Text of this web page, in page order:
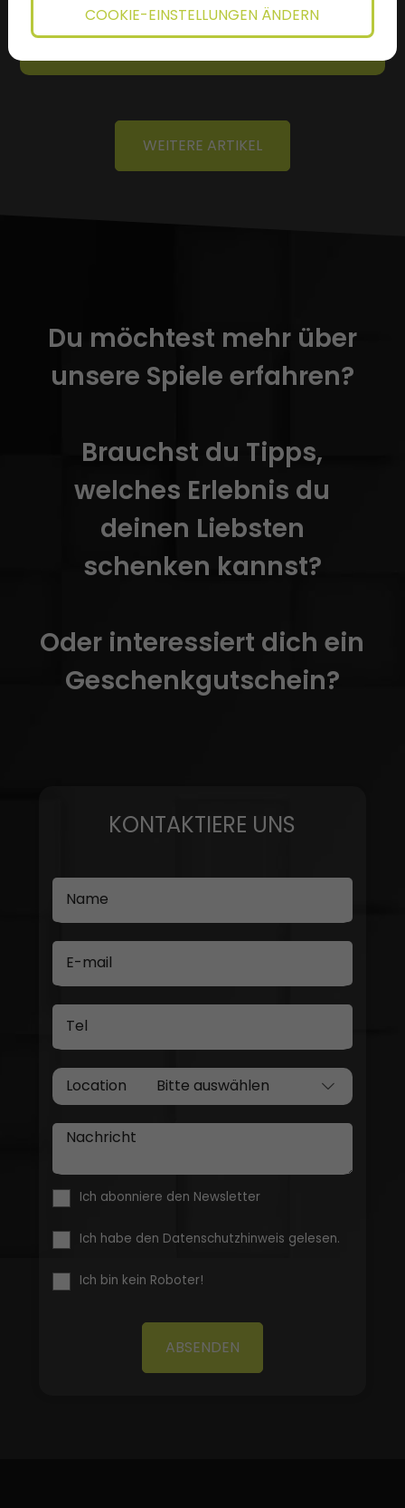
WEITERE ARTIKEL
Du möchtest mehr über
unsere Spiele erfahren?
Brauchst du Tipps,
welches Erlebnis du
deinen Liebsten
schenken kannst?
Oder interessiert dich ein
Geschenkgutschein?
KONTAKTIERE UNS
Name
E-mail
Tel
Location
Nachricht
Ich abonniere den Newsletter
Ich habe den Datenschutzhinweis gelesen.
Ich bin kein Roboter!
ABSENDEN
COOKIE-EINSTELLUNGEN ÄNDERN